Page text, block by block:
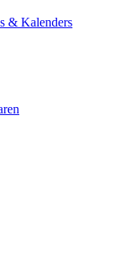
& Kalenders